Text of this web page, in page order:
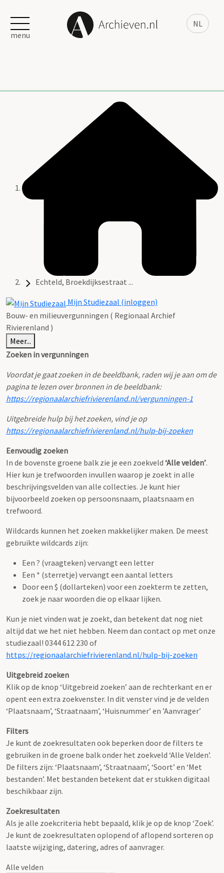
NL
menu
Echteld, Broekdijksestraat ...
Mijn Studiezaal (inloggen)
Bouw- en milieuvergunningen ( Regionaal Archief
Rivierenland )
Meer...
Zoeken in vergunningen
Voordat je gaat zoeken in de beeldbank, raden wij je aan om de
pagina te lezen over bronnen in de beeldbank:
https://regionaalarchiefrivierenland.nl/vergunningen-1
Uitgebreide hulp bij het zoeken, vind je op
https://regionaalarchiefrivierenland.nl/hulp-bij-zoeken
Eenvoudig zoeken
In de bovenste groene balk zie je een zoekveld ‘Alle velden’.
Hier kun je trefwoorden invullen waarop je zoekt in alle
beschrijvingsvelden van alle collecties. Je kunt hier
bijvoorbeeld zoeken op persoonsnaam, plaatsnaam en
trefwoord.
Wildcards kunnen het zoeken makkelijker maken. De meest
gebruikte wildcards zijn:
Een ? (vraagteken) vervangt een letter
Een * (sterretje) vervangt een aantal letters
Door een $ (dollarteken) voor een zoekterm te zetten,
zoek je naar woorden die op elkaar lijken.
Kun je niet vinden wat je zoekt, dan betekent dat nog niet
altijd dat we het niet hebben. Neem dan contact op met onze
studiezaal! 0344 612 230 of
https://regionaalarchiefrivierenland.nl/hulp-bij-zoeken
Uitgebreid zoeken
Klik op de knop ‘Uitgebreid zoeken’ aan de rechterkant en er
opent een extra zoekvenster. In dit venster vind je de velden
‘Plaatsnaam’, ‘Straatnaam’, ‘Huisnummer’ en ’Aanvrager’
Filters
Je kunt de zoekresultaten ook beperken door de filters te
gebruiken in de groene balk onder het zoekveld ‘Alle Velden’.
De filters zijn: ‘Plaatsnaam’, ‘Straatnaam’, ‘Soort’ en ‘Met
bestanden’. Met bestanden betekent dat er stukken digitaal
beschikbaar zijn.
Zoekresultaten
Als je alle zoekcriteria hebt bepaald, klik je op de knop ‘Zoek’.
Je kunt de zoekresultaten oplopend of aflopend sorteren op
laatste wijziging, datering, adres of aanvrager.
Alle velden